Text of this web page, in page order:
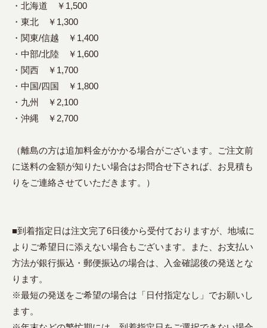
・北海道 ￥1,500
・東北 ￥1,300
・関東/信越 ￥1,400
・中部/北陸 ￥1,600
・関西 ￥1,700
・中国/四国 ￥1,800
・九州 ￥2,100
・沖縄 ￥2,700
（離島の方は追加料金がかかる場合がございます。ご注文前
に送料の金額が知りたい場合はお問合せ下されば、お見積も
りをご連絡させていただきます。）
■到着指定日は注文完了6日後から受付ておりますが、地域に
よりご希望日に添えない場合もございます。また、お支払い
方法が銀行振込・郵便振込の場合は、入金確認後の発送とな
ります。
※最短の発送をご希望の場合は「日付指定なし」でお願いし
ます。